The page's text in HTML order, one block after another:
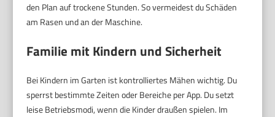
den Plan auf trockene Stunden. So vermeidest du Schäden
am Rasen und an der Maschine.
Familie mit Kindern und Sicherheit
Bei Kindern im Garten ist kontrolliertes Mähen wichtig. Du
sperrst bestimmte Zeiten oder Bereiche per App. Du setzt
leise Betriebsmodi, wenn die Kinder draußen spielen. Im